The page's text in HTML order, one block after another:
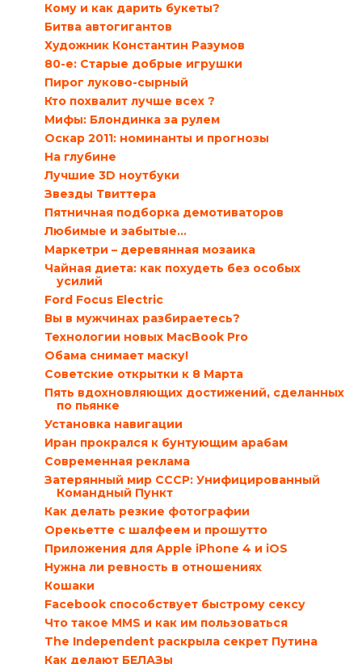
Кому и как дарить букеты?
Битва автогигантов
Художник Константин Разумов
80-е: Старые добрые игрушки
Пирог луково-сырный
Кто похвалит лучше всех ?
Мифы: Блондинка за рулем
Оскар 2011: номинанты и прогнозы
На глубине
Лучшие 3D ноутбуки
Звезды Твиттера
Пятничная подборка демотиваторов
Любимые и забытые…
Маркетри – деревянная мозаика
Чайная диета: как похудеть без особых
усилий
Ford Focus Electric
Вы в мужчинах разбираетесь?
Технологии новых MacBook Pro
Обама снимает маску!
Советские открытки к 8 Марта
Пять вдохновляющих достижений, сделанных
по пьянке
Установка навигации
Иран прокрался к бунтующим арабам
Современная реклама
Затерянный мир СССР: Унифицированный
Командный Пункт
Как делать резкие фотографии
Орекьетте с шалфеем и прошутто
Приложения для Apple iPhone 4 и iOS
Нужна ли ревность в отношениях
Кошаки
Facebook способствует быстрому сексу
Что такое MMS и как им пользоваться
The Independent раскрыла секрет Путина
Как делают БЕЛАЗы